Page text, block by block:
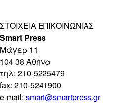
ΣΤΟΙΧΕΊΑ ΕΠΙΚΟΙΝΩΝΊΑΣ
Smart Press
Mάγερ 11
104 38 Αθήνα
τηλ: 210-5225479
fax: 210-5241900
e-mail: smart@smartpress.gr